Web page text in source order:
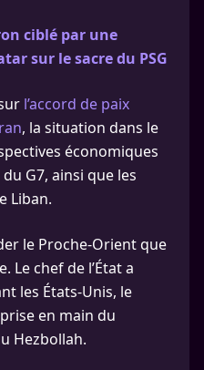
ciblé par une
sur le sacre du PSG
l’accord de paix
, la situation dans le
économiques
G7, ainsi que les
Liban.
le Proche-Orient que
Le chef de l’État a
les États-Unis, le
en main du
Hezbollah.